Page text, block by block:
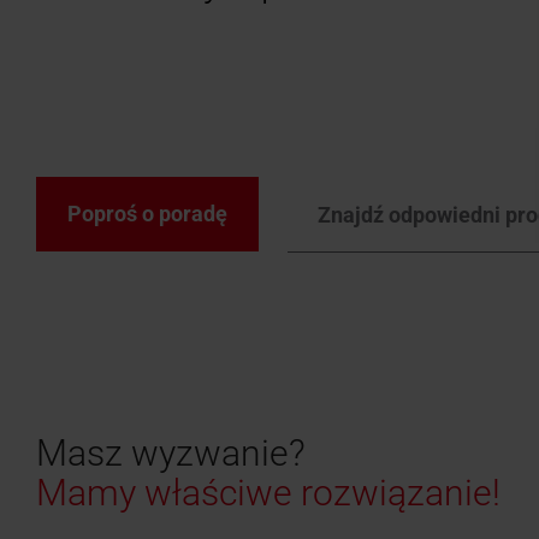
Znajdź okna dachowe
Poproś o poradę Znajdź odpowiedni
Masz wyzwanie?
Mamy właściwe rozwiązanie!